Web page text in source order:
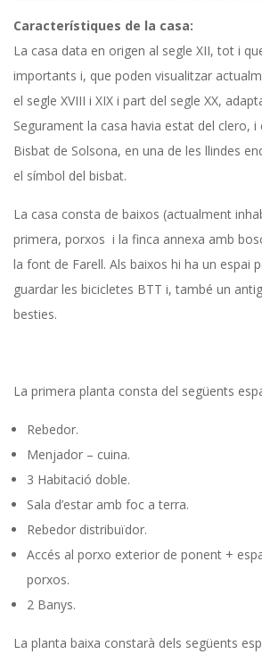
Característiques de la casa:
La casa data en origen al segle XII, tot i
importants i, que poden visualitzar
el segle XVIII i XIX i part del segle XX,
Segurament la casa havia estat del clero,
Bisbat de Solsona, en una de les llindes
el símbol del bisbat.
La casa consta de baixos (actualment
primera, porxos i la finca annexa amb
la font de Farell. Als baixos hi ha un espai
guardar les bicicletes BTT i, també un
besties.
La primera planta consta del següents
Rebedor.
Menjador – cuina.
3 Habitació doble.
Sala d’estar amb foc a terra.
Rebedor distribuïdor.
Accés al porxo exterior de ponent +
porxos.
2 Banys.
La planta baixa constarà dels següents